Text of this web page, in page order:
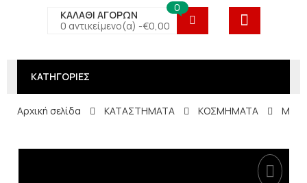
ΚΑΛΑΘΙ ΑΓΟΡΩΝ
0 αντικείμενο(α) -€0,00
0
ΚΑΤΗΓΟΡΙΕΣ
Αρχική σελίδα ΚΑΤΑΣΤΗΜΑΤΑ ΚΟΣΜΗΜΑΤΑ